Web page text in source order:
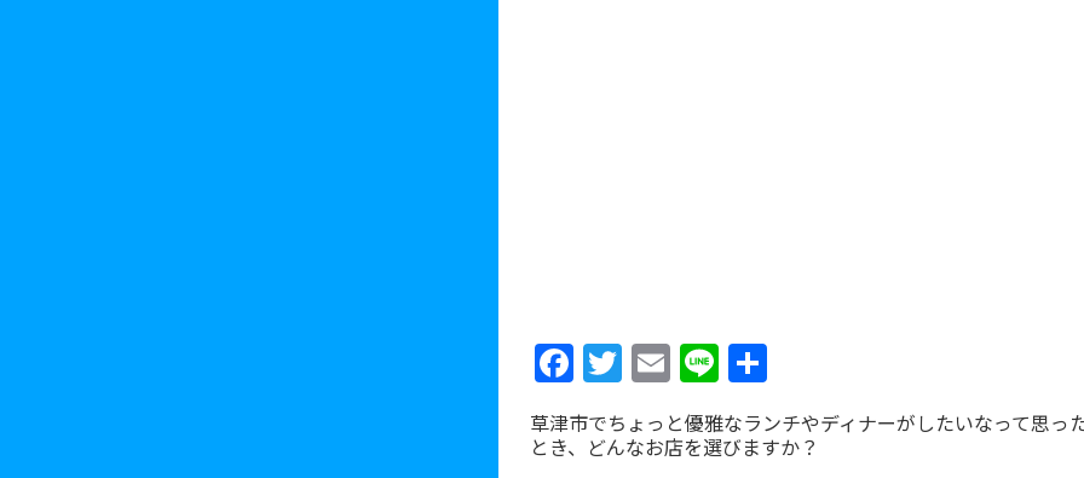
Facebook
Twitter
Email
Line
有
草津市でちょっと優雅なランチやディナーがしたいなって思っ
とき、どんなお店を選びますか？